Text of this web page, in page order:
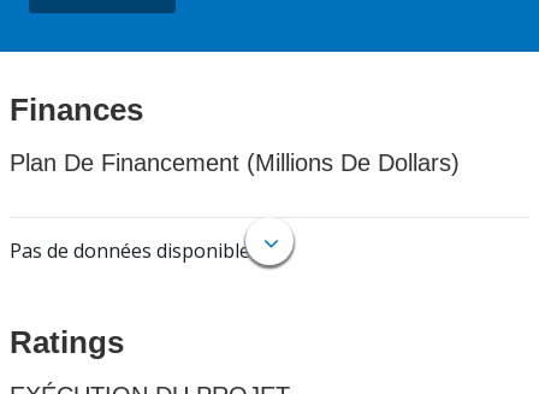
Finances
Plan De Financement (Millions De Dollars)
Pas de données disponibles.
Ratings